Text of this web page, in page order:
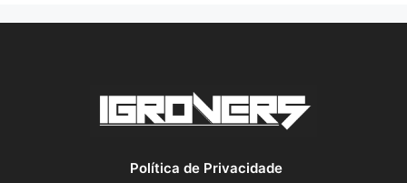
Política de Privacidade